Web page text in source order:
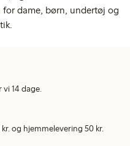
dame, børn, undertøj og
14 dage.
og hjemmelevering 50 kr.